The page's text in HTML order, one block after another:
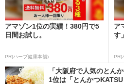
アマゾン1位の実績！380円で5
日間お試し。
PR(ハーブ健康本舗)
ア
す
PR(
「大阪府で人気のとん
1位は「とんかつ